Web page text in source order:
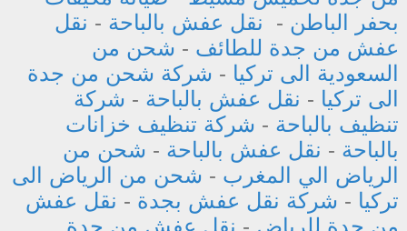
بحفر الباطن - نقل عفش بالباحة - نقل
عفش من جدة للطائف - شحن من
السعودية الى تركيا - شركة شحن من جدة
الى تركيا - نقل عفش بالباحة - شركة
تنظيف بالباحة - شركة تنظيف خزانات
بالباحة - نقل عفش بالباحة - شحن من
الرياض الي المغرب - شحن من الرياض الى
تركيا - شركة نقل عفش بجدة - نقل عفش